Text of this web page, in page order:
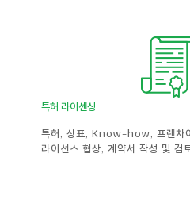
특허 라이센싱
특허, 상표, Know-how, 프랜차
라이선스 협상, 계약서 작성 및 검